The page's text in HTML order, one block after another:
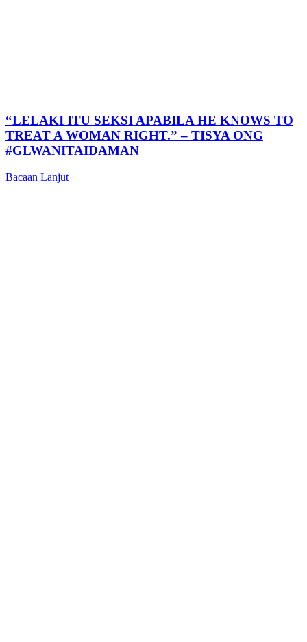
“LELAKI ITU SEKSI APABILA HE KNOWS TO
TREAT A WOMAN RIGHT.” – TISYA ONG
#GLWANITAIDAMAN
Bacaan Lanjut